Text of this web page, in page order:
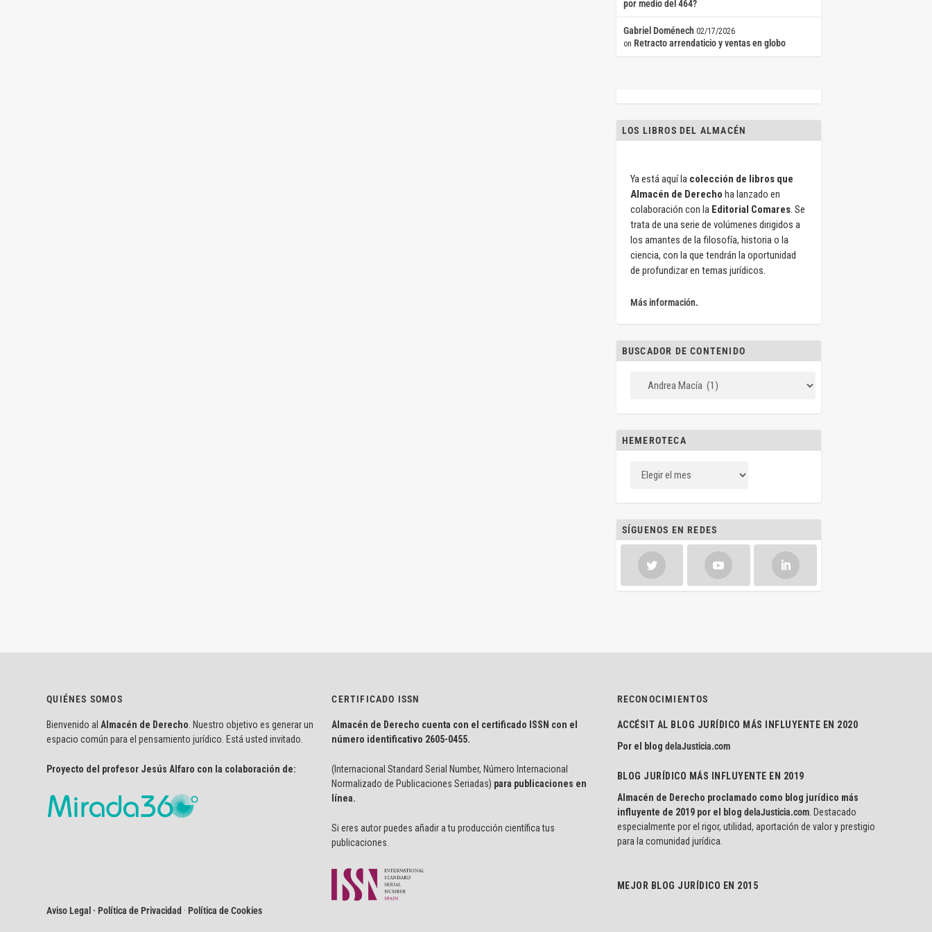
por medio del 464?
Gabriel Doménech 02/17/2026
on Retracto arrendaticio y ventas en globo
LOS LIBROS DEL ALMACÉN
Ya está aquí la colección de libros que
Almacén de Derecho ha lanzado en
colaboración con la Editorial Comares. Se
trata de una serie de volúmenes dirigidos a
los amantes de la filosofía, historia o la
ciencia, con la que tendrán la oportunidad
de profundizar en temas jurídicos.
Más información.
BUSCADOR DE CONTENIDO
HEMEROTECA
SÍGUENOS EN REDES
QUIÉNES SOMOS
Bienvenido al Almacén de Derecho . Nuestro objetivo es generar un
espacio común para el pensamiento jurídico. Está usted invitado.
Proyecto del profesor Jesús Alfaro con la colaboración de:
Aviso Legal · Política de Privacidad ·Política de Cookies
CERTIFICADO ISSN
Almacén de Derecho cuenta con el certificado ISSN con el
número identificativo 2605-0455.
(Internacional Standard Serial Number, Número Internacional
Normalizado de Publicaciones Seriadas) para publicaciones en
línea.
Si eres autor puedes añadir a tu producción científica tus
publicaciones.
RECONOCIMIENTOS
ACCÉSIT AL BLOG JURÍDICO MÁS INFLUYENTE EN 2020
Por el blog delaJusticia.com
BLOG JURÍDICO MÁS INFLUYENTE EN 2019
Almacén de Derecho proclamado como blog jurídico más
influyente de 2019 por el blog delaJusticia.com. Destacado
especialmente por el rigor, utilidad, aportación de valor y prestigio
para la comunidad jurídica.
MEJOR BLOG JURÍDICO EN 2015